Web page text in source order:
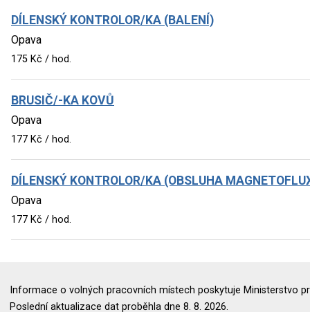
DÍLENSKÝ KONTROLOR/KA (BALENÍ)
Opava
175 Kč / hod.
BRUSIČ/-KA KOVŮ
Opava
177 Kč / hod.
DÍLENSKÝ KONTROLOR/KA (OBSLUHA
Opava
177 Kč / hod.
Informace o volných pracovních místech poskytuje Ministerstvo
Poslední aktualizace dat proběhla dne 8. 8. 2026.